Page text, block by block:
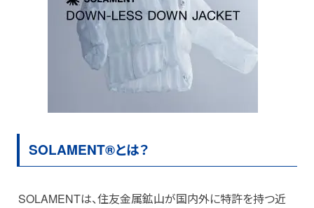
SOLAMENT®とは？
SOLAMENTは、住友金属鉱山が国内外に特許を持つ近